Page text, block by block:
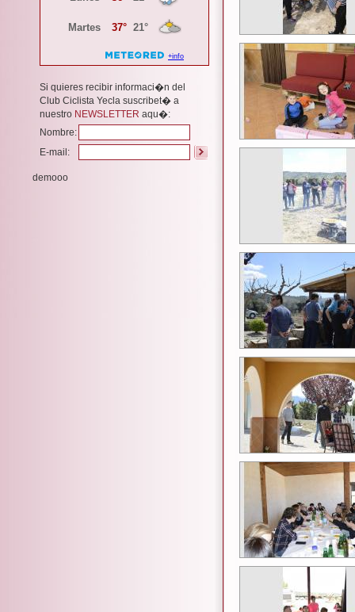
Si quieres recibir informaci�n del
Club Ciclista Yecla suscribet� a
nuestro NEWSLETTER aqu�:
Nombre:
E-mail:
demooo